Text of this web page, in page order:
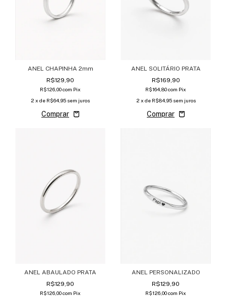
ANEL CHAPINHA 2mm
R$129,90
R$126,00com Pix
2 x de R$64,95 sem juros
ANEL SOLITÁRIO PRATA
R$169,90
R$164,80com Pix
2 x de R$84,95 sem juros
ANEL ABAULADO PRATA
R$129,90
R$126,00com Pix
ANEL PERSONALIZADO
R$129,90
R$126,00com Pix